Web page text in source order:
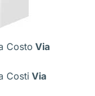
Costo Via
Costi Via